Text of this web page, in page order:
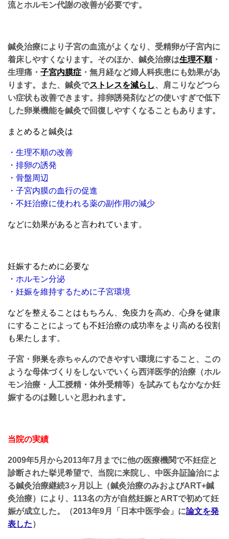
流とホルモン代謝の改善が必要です。
鍼灸治療により子宮の血流がよくなり、受精卵が子宮内に
着床しやすくなります。そのほか、鍼灸治療は生理不順・
生理痛・ 子宮内膜症 ・無月経など婦人科疾患にも効果があ
ります。また、鍼灸でストレスを減らし、肩こりなどつら
い症状も改善できます。排卵誘発剤などの使いすぎで低下
した卵巣機能を鍼灸で回復しやすくなることもあります。
まとめると鍼灸は
・生理不順の改善
・排卵の誘発
・骨盤周辺
・子宮内膜の血行の促進
・不妊治療に使われる薬の副作用の減少
などに効果があると言われています。
妊娠するために必要な
・ホルモン分泌
・妊娠を維持するために子宮環境
などを整えることはもちろん、免疫力を高め、心身を健康
にすることによっても不妊治療の成功率をより高める役割
も果たします。
子宮・卵巣を赤ちゃんのできやすい環境にすること、この
ような母体づくりをしないでいくら西洋医学的治療（ホル
モン治療・人工授精・体外受精等）を試みてもなかなか妊
娠するのは難しいと思われます。
当院の実績
2009年5月から2013年7月までに他の医療機関で不妊症と
診断された挙児希望で、当院に来院し、中医弁証論治によ
る鍼灸治療継続3ヶ月以上（鍼灸治療のみおよびART+鍼
灸治療）により、113名の方が自然妊娠とARTで初めて妊
娠が成立した。（2013年9月「日本中医学会」に論文を発
表した）